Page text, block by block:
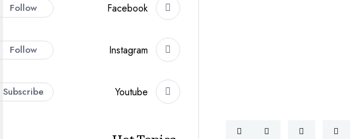
Facebook
Follow
Instagram
Follow
Youtube
Subscribe